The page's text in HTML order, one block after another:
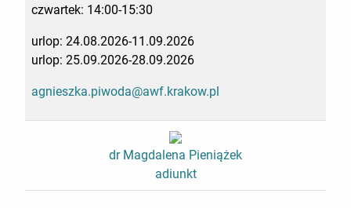
czwartek: 14:00-15:30
urlop: 24.08.2026-11.09.2026
urlop: 25.09.2026-28.09.2026
agnieszka.piwoda@awf.krakow.pl
dr Magdalena Pieniążek
adiunkt